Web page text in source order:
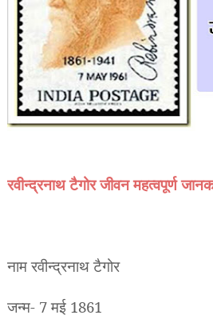
रवीन्द्रनाथ टैगोर जीवनमहत्वपूर्ण
नाम रवीन्द्रनाथ टैगोर
जन्म- 7 मई 1861